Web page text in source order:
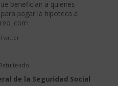
benefician a quienes
pagar la hipoteca a
Twitter
de la Seguridad Social